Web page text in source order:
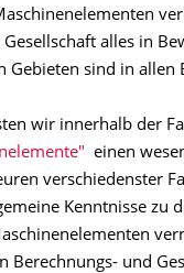
alles in
Gebieten sind in allen
wir innerhalb der
einen
verschiedenster
Kenntnisse zu
Berechnungs- und